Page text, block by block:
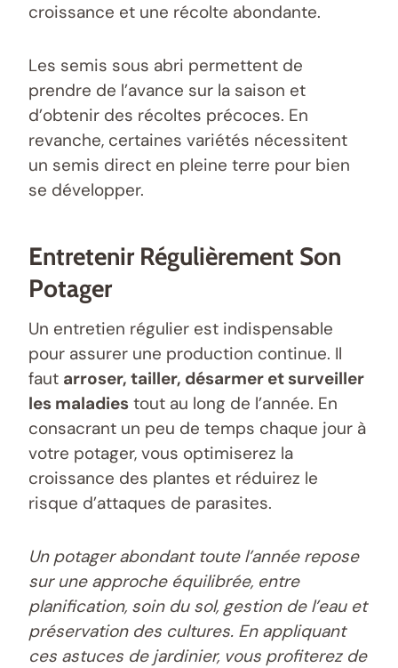
croissance et une récolte abondante.
Les semis sous abri permettent de
prendre de l’avance sur la saison et
d’obtenir des récoltes précoces. En
revanche, certaines variétés nécessitent
un semis direct en pleine terre pour bien
se développer.
Entretenir Régulièrement Son
Potager
Un entretien régulier est indispensable
pour assurer une production continue. Il
faut arroser, tailler, désarmer et surveiller
les maladies tout au long de l’année. En
consacrant un peu de temps chaque jour à
votre potager, vous optimiserez la
croissance des plantes et réduirez le
risque d’attaques de parasites.
Un potager abondant toute l’année repose
sur une approche équilibrée, entre
planification, soin du sol, gestion de l’eau et
préservation des cultures. En appliquant
ces astuces de jardinier, vous profiterez de